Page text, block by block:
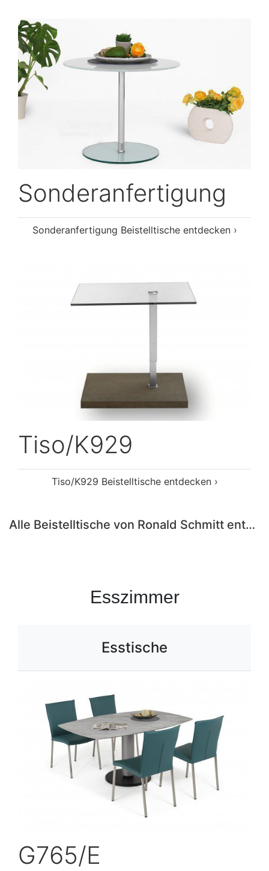
Sonderanfertigung
Sonderanfertigung Beistelltische entdecken ›
Tiso/K929
Tiso/K929 Beistelltische entdecken ›
Alle Beistelltische von Ronald Schmitt entdecken ›
Esszimmer
Esstische
G765/E